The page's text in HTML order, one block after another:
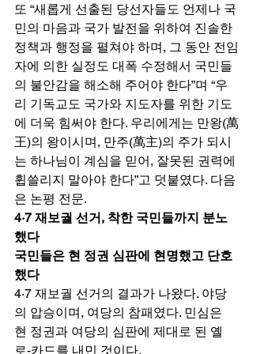
또 “새롭게 선출된 당선자들도 언제나 국
민의 마음과 국가 발전을 위하여 진솔한
정책과 행정을 펼쳐야 하며, 그 동안 전임
자에 의한 실정도 대폭 수정해서 국민들
의 불안감을 해소해 주어야 한다”며 “우
리 기독교도 국가와 지도자를 위한 기도
에 더욱 힘써야 한다. 우리에게는 만왕(萬
王)의 왕이시며, 만주(萬主)의 주가 되시
는 하나님이 계심을 믿어, 잘못된 권력에
휩쓸리지 말아야 한다”고 덧붙였다. 다음
은 논평 전문.
4·7 재보궐 선거, 착한 국민들까지 분노
했다
국민들은 현 정권 심판에 현명했고 단호
했다
4·7 재보궐 선거의 결과가 나왔다. 야당
의 압승이며, 여당의 참패였다. 민심은
현 정권과 여당의 심판에 제대로 된 옐
로-카드를 내민 것이다.